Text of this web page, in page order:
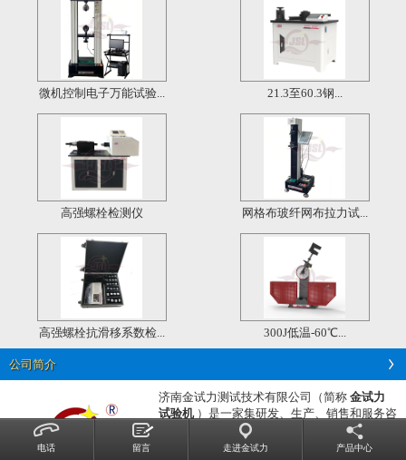
微机控制电子万能试验... 21.3至60.3钢...
高强螺栓检测仪 网格布玻纤网布拉力试...
高强螺栓抗滑移系数检... 300J低温-60℃...
公司简介
济南金试力测试技术有限公司（简称 金试力
试验机）是一家集研发、生产、销售和服务咨
询为一体的技术生产型企业。
电子万能试验机，
液压万能试验机，
电话 留言 走进金试力 产品中心